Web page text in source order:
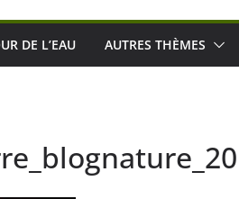
DE L’EAU AUTRES THÈMES